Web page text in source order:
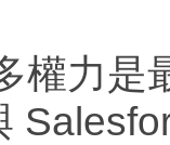
權力是